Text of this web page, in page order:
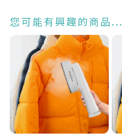
您可能有興趣的商品...